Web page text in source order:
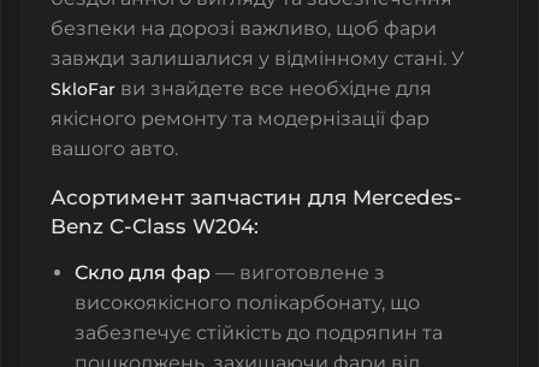
безпеки на дорозі важливо, щоб фари
завжди залишалися у відмінному стані. У
SkloFar ви знайдете все необхідне для
якісного ремонту та модернізації фар
вашого авто.
Асортимент запчастин для Mercedes-
Benz C-Class W204:
Скло для фар — виготовлене з
високоякісного полікарбонату, що
забезпечує стійкість до подряпин та